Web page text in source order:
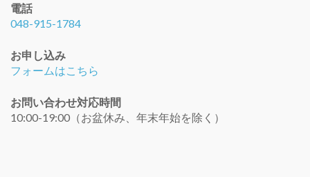
電話
048-915-1784
お申し込み
フォームはこちら
お問い合わせ対応時間
10:00-19:00（お盆休み、年末年始を除く）